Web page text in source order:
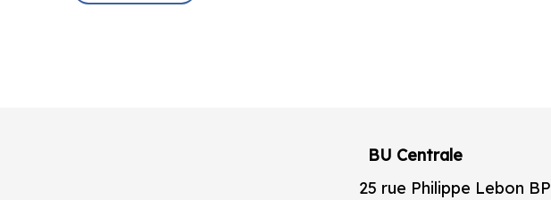
BU Centrale
25 rue Philippe Lebon BP